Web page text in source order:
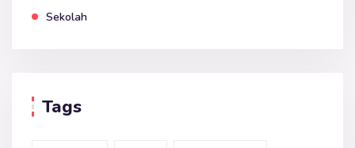
Sekolah
Tags